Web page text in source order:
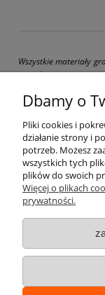
Wszystkie materiały
są chronione
zabronione i grozi
Dbamy o
Pliki cookies i
działanie strony i
potrzeb. Możesz
wszystkich tych
plików do swoich
Więcej o plikach
prywatności.